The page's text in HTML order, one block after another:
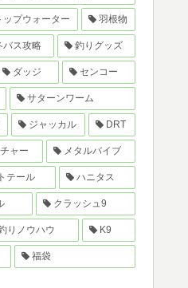
ップウォーター 羽根物
バス攻略 釣りグッズ
ダッジ センコー
サターンワーム
ジャッカル DRT
ャー メタルバイブ
テール ハニタス
クラッシュ9
りノウハウ K9
福袋